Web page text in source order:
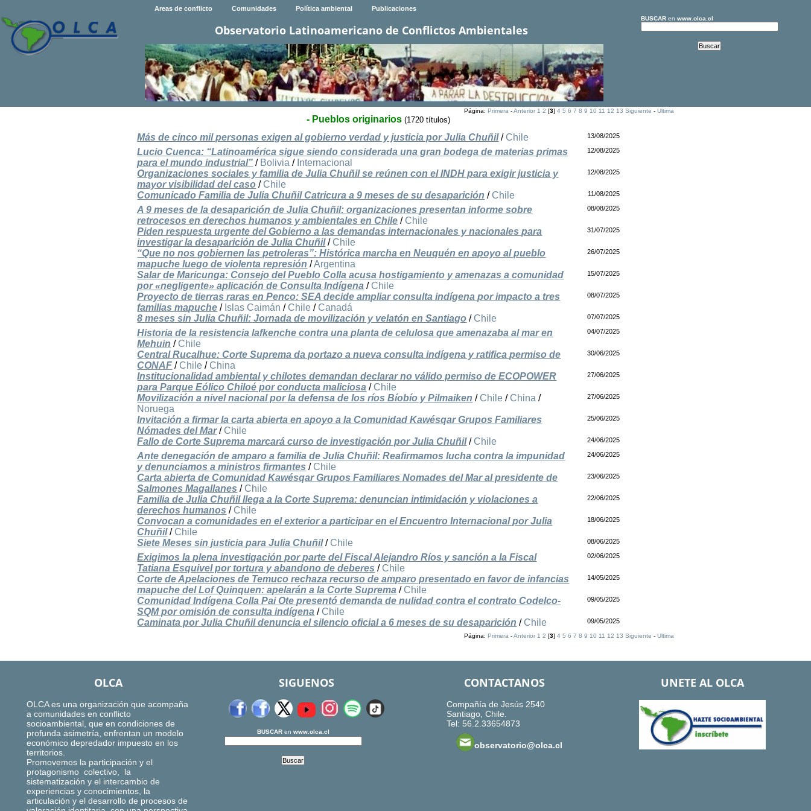
Areas de conflicto Comunidades Política ambiental Publicaciones
Observatorio Latinoamericano de Conflictos Ambientales
BUSCARen www.olca.cl
Página: Primera-Anterior 1 2 [3] 4 5 6 7 8 9 10 11 12 13 Siguiente - Ultima
- Pueblos originarios (1720 títulos)
Más de cinco mil personas exigen al gobierno verdad y justicia por Julia Chuñil/ Chile 13/08/2025
Lucio Cuenca: “Latinoamérica sigue siendo considerada una gran bodega de materias primas
para el mundo industrial” / Bolivia / Internacional
12/08/2025
Organizaciones sociales y familia de Julia Chuñil se reúnen con el INDH para exigir justicia y
mayor visibilidad del caso / Chile
12/08/2025
Comunicado Familia de Julia Chuñil Catricura a 9 meses de su desaparición / Chile 11/08/2025
A 9 meses de la desaparición de Julia Chuñil: organizaciones presentan informe sobre
retrocesos en derechos humanos y ambientales en Chile / Chile
08/08/2025
Piden respuesta urgente del Gobierno a las demandas internacionales y nacionales para
investigar la desaparición de Julia Chuñil/ Chile
31/07/2025
“Que no nos gobiernen las petroleras”: Histórica marcha en Neuquén en apoyo al pueblo
mapuche luego de violenta represión /Argentina
26/07/2025
Salar de Maricunga: Consejo del Pueblo Colla acusa hostigamiento y amenazas a comunidad
por «negligente» aplicación de Consulta Indígena / Chile
15/07/2025
Proyecto de tierras raras en Penco: SEA decide ampliar consulta indígena por impacto a tres
familias mapuche / Islas Caimán / Chile / Canadá
08/07/2025
8 meses sin Julia Chuñil: Jornada de movilización y velatón en Santiago / Chile 07/07/2025
Historia de la resistencia lafkenche contra una planta de celulosa que amenazaba al mar en
Mehuin / Chile
04/07/2025
Central Rucalhue: Corte Suprema da portazo a nueva consulta indígena y ratifica permiso de
CONAF / Chile / China
30/06/2025
Institucionalidad ambiental y chilotes demandan declarar no válido permiso de ECOPOWER
para Parque Eólico Chiloé por conducta maliciosa / Chile
27/06/2025
Movilización a nivel nacional por la defensa de los ríos Bíobío y Pilmaiken / Chile / China /
Noruega
27/06/2025
Invitación a firmar la carta abierta en apoyo a la Comunidad Kawésqar Grupos Familiares
Nómades del Mar/ Chile
25/06/2025
Fallo de Corte Suprema marcará curso de investigación por Julia Chuñil/ Chile 24/06/2025
Ante denegación de amparo a familia de Julia Chuñil: Reafirmamos lucha contra la impunidad
y denunciamos a ministros firmantes / Chile
24/06/2025
Carta abierta de Comunidad Kawésqar Grupos Familiares Nomades del Mar al presidente de
Salmones Magallanes / Chile
23/06/2025
Familia de Julia Chuñil llega a la Corte Suprema: denuncian intimidación y violaciones a
derechos humanos / Chile
22/06/2025
Convocan a comunidades en el exterior a participar en el Encuentro Internacional por Julia
Chuñil/ Chile
18/06/2025
Siete Meses sin justicia para Julia Chuñil/ Chile 08/06/2025
Exigimos la plena investigación por parte del Fiscal Alejandro Ríos y sanción a la Fiscal
Tatiana Esquivel por tortura y abandono de deberes / Chile
02/06/2025
Corte de Apelaciones de Temuco rechaza recurso de amparo presentado en favor de infancias
mapuche del Lof Quinquen: apelarán a la Corte Suprema / Chile
14/05/2025
Comunidad Indígena Colla Pai Ote presentó demanda de nulidad contra el contrato Codelco-
SQM por omisión de consulta indígena / Chile
09/05/2025
Caminata por Julia Chuñil denuncia el silencio oficial a 6 meses de su desaparición / Chile 09/05/2025
Página: Primera-Anterior 1 2 [3] 4 5 6 7 8 9 10 11 12 13 Siguiente - Ultima
OLCA
OLCA es una organización que acompaña
a comunidades en conflicto
socioambiental, que en condiciones de
profunda asimetría, enfrentan un modelo
económico depredador impuesto en los
territorios.
Promovemos la participación y el
protagonismo colectivo, la
sistematización y el intercambio de
experiencias y conocimientos, la
articulación y el desarrollo de procesos de
SIGUENOS
BUSCARen www.olca.cl
CONTACTANOS
Compañía de Jesús 2540
Santiago, Chile.
Tel: 56.2.33654873
observatorio@olca.cl
UNETE AL OLCA